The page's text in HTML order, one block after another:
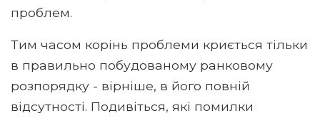
проблем.
Тим часом корінь проблеми криється тільки
в правильно побудованому ранковому
розпорядку - вірніше, в його повній
відсутності. Подивіться, які помилки